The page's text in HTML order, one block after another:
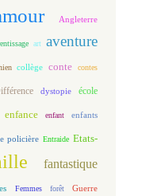
Angleterre
art aventure
collège conte contes
dystopie école
enfance enfant enfants
policière Entraide Etats-
fantastique
Femmes forêt Guerre